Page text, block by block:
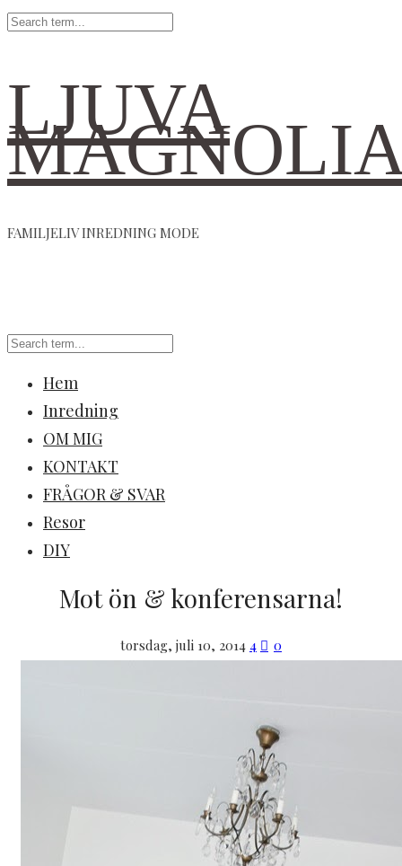
LJUVA
FAMILJELIV INREDNING MODE
Hem
Inredning
OM MIG
KONTAKT
FRÅGOR & SVAR
Resor
DIY
Mot ön & konferensarna!
torsdag, juli 10, 2014 4 0